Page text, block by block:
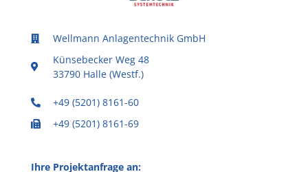
Wellmann Anlagentechnik GmbH
Künsebecker Weg 48
33790 Halle (Westf.)
+49 (5201) 8161-60
+49 (5201) 8161-69
Ihre Projektanfrage an: